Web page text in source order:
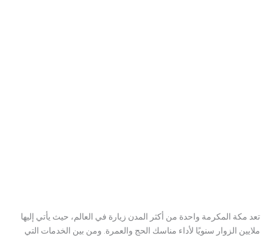
تعد مكة المكرمة واحدة من أكثر المدن زيارة في العالم، حيث يأتي إليها
ملايين الزوار سنويًا لأداء مناسك الحج والعمرة. ومن بين الخدمات التي